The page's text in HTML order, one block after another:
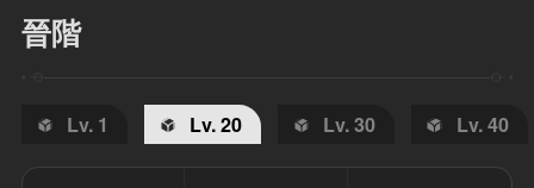
晉階
Lv. 1 Lv. 20 Lv. 30 Lv. 40